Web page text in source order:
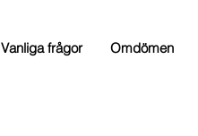
Vanliga frågor Omdömen